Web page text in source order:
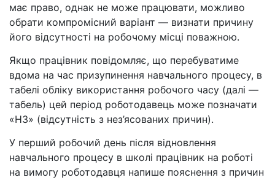
має право, однак не може працювати, можливо
обрати компромісний варіант — визнати причину
його відсутності на робочому місці поважною.
Якщо працівник повідомляє, що перебуватиме
вдома на час призупинення навчального процесу, в
табелі обліку використання робочого часу (далі —
табель) цей період роботодавець може позначати
«НЗ» (відсутність з нез’ясованих причин).
У перший робочий день після відновлення
навчального процесу в школі працівник на роботі
на вимогу роботодавця напише пояснення з причин